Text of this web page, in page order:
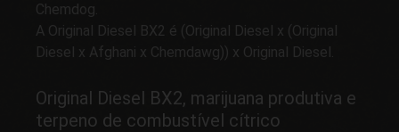
Chemdog.
A Original Diesel BX2 é (Original Diesel x (Original
Diesel x Afghani x Chemdawg)) x Original Diesel.
Original Diesel BX2, marijuana produtiva e
terpeno de combustível cítrico